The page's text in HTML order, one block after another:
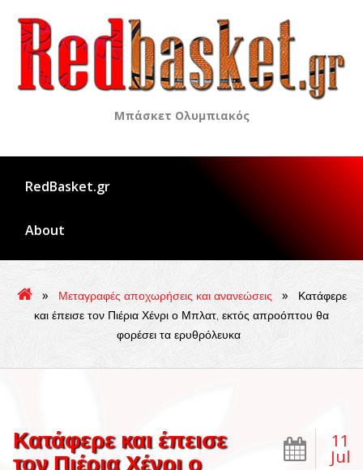
content
Μπάσκετ Ολυμπιακός
RedBasket.gr
About
» Μεταγραφές αποχωρήσεις και ανανεώσεις »
Κατάφερε
και έπεισε τον Πιέρια Χένρι ο Μπλατ, εκτός απροόπτου θα
φορέσει τα ερυθρόλευκα
11
Jul
Κατάφερε και έπεισε
τον Πιέρια Χένρι ο